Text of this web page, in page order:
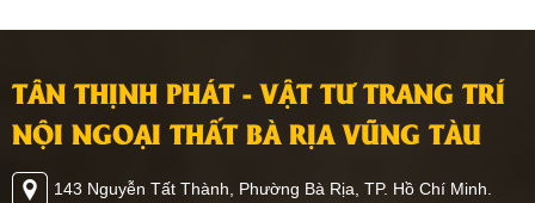
TÂN THỊNH PHÁT - VẬT TƯ TRANG TRÍ
NỘI NGOẠI THẤT BÀ RỊA VŨNG TÀU
143 Nguyễn Tất Thành, Phường Bà Rịa, TP. Hồ Chí Minh.